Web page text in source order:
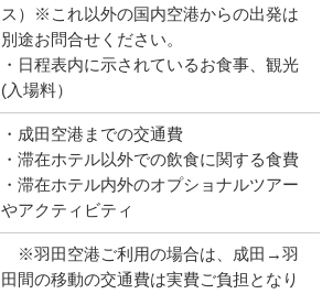
ス）※これ以外の国内空港からの出発は
別途お問合せください。
・日程表内に示されているお食事、観光
(入場料）
・成田空港までの交通費
・滞在ホテル以外での飲食に関する食費
・滞在ホテル内外のオプショナルツアー
やアクティビティ
※羽田空港ご利用の場合は、成田→羽
田間の移動の交通費は実費ご負担となり